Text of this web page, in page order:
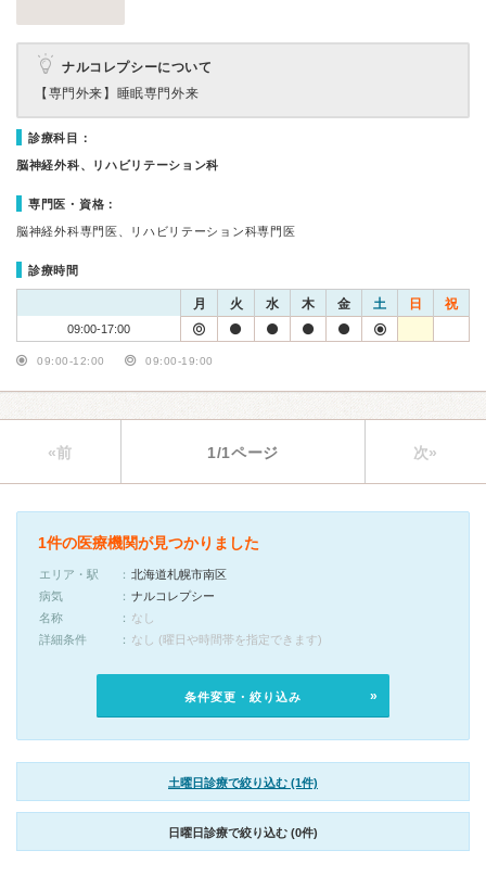
ナルコレプシーについて
【専門外来】 睡眠専門外来
診療科目：
脳神経外科、リハビリテーション科
専門医・資格：
脳神経外科専門医、リハビリテーション科専門医
診療時間
月 火 水 木 金 土 日 祝
09:00-17:00
09:00-12:00 09:00-19:00
«前 1/1ページ 次»
1件の医療機関が見つかりました
エリア・駅
北海道札幌市南区
病気
ナルコレプシー
名称
なし
詳細条件
なし (曜日や時間帯を指定できます)
条件変更・絞り込み
土曜日診療で絞り込む (1件)
日曜日診療で絞り込む (0件)